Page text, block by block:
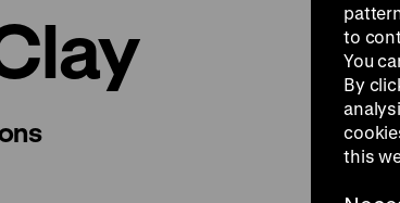
to
You
By
this